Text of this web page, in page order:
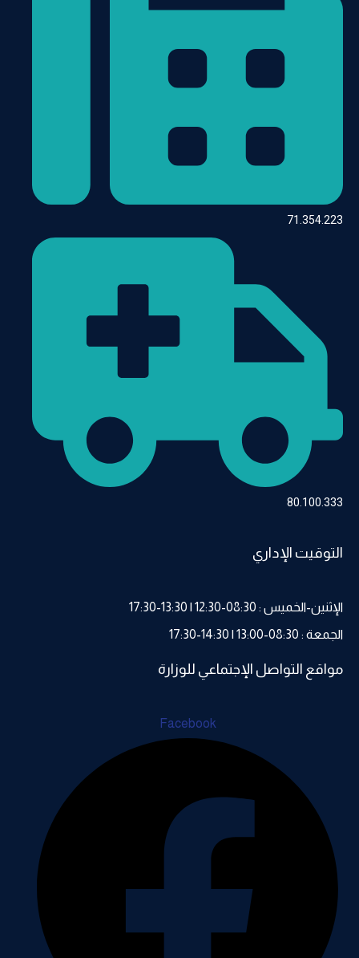
71.354.223
80.100.333
التوقيت الإداري
الإثنين-الخميس : 08:30-12:30 | 13:30-17:30
الجمعة : 08:30-13:00 | 14:30-17:30
مواقع التواصل الإجتماعي للوزارة
Facebook